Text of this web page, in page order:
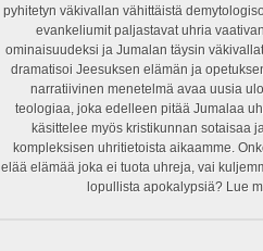
pyhitetyn väkivallan vähittäistä
evankeliumit paljastavat uhria
ominaisuudeksi ja Jumalan täysin
dramatisoi Jeesuksen elämän ja
narratiivinen menetelmä avaa uusia
teologiaa, joka edelleen pitää Jumalaa
käsittelee myös kristikunnan sotaisaa
kompleksisen uhritietoista aikaamme.
elää elämää joka ei tuota uhreja, vai
lopullista apokalypsiä? Lue